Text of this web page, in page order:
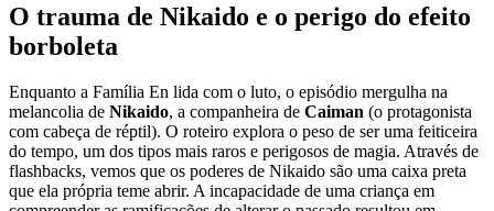
O trauma de Nikaido e o perigo do efeito
borboleta
Enquanto a Família En lida com o luto, o episódio mergulha na
melancolia de Nikaido, a companheira de Caiman (o protagonista
com cabeça de réptil). O roteiro explora o peso de ser uma feiticeira
do tempo, um dos tipos mais raros e perigosos de magia. Através de
flashbacks, vemos que os poderes de Nikaido são uma caixa preta
que ela própria teme abrir. A incapacidade de uma criança em